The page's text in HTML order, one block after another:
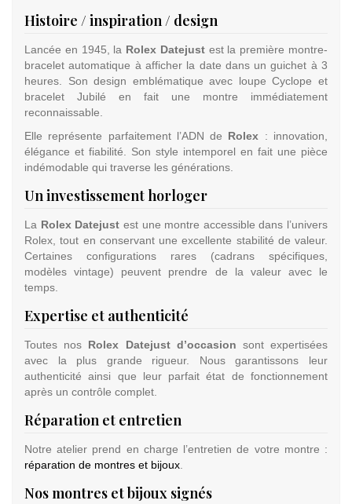
Histoire / inspiration / design
Lancée en 1945, la Rolex Datejustest la première montre-
bracelet automatique à afficher la date dans un guichet à 3
heures. Son design emblématique avec loupe Cyclope et
bracelet Jubilé en fait une montre immédiatement
reconnaissable.
Elle représente parfaitement l’ADN de Rolex : innovation,
élégance et fiabilité. Son style intemporel en fait une pièce
indémodable qui traverse les générations.
Un investissement horloger
La Rolex Datejust est une montre accessible dans l’univers
Rolex, tout en conservant une excellente stabilité de valeur.
Certaines configurations rares (cadrans spécifiques,
modèles vintage) peuvent prendre de la valeur avec le
temps.
Expertise et authenticité
Toutes nos Rolex Datejust d’occasion sont expertisées
avec la plus grande rigueur. Nous garantissons leur
authenticité ainsi que leur parfait état de fonctionnement
après un contrôle complet.
Réparation et entretien
Notre atelier prend en charge l’entretien de votre montre :
réparation de montres et bijoux.
Nos montres et bijoux signés